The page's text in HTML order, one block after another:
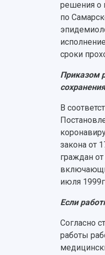
решения о
по
сроки
Приказом
В
закона от
граждан
июля
Если
Согласно
работы